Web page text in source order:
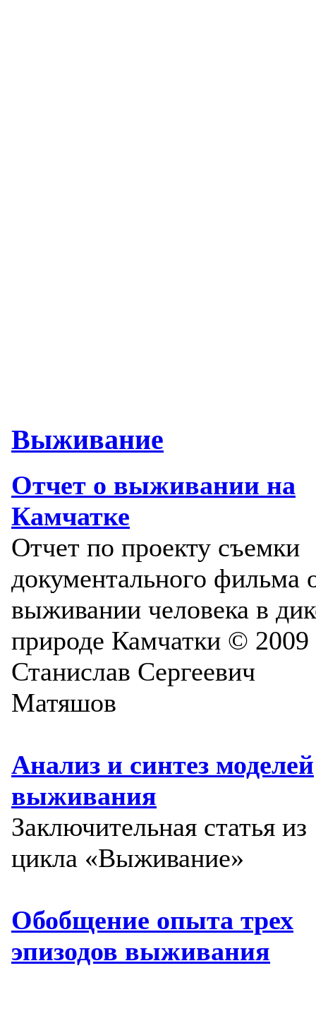
Выживание
Отчет о выживании на
Камчатке
Отчет по проекту съемки
документального фильма
выживании человека в
природе Камчатки © 2009
Станислав Сергеевич
Матяшов
Анализ и синтез моделей
выживания
Заключительная статья из
цикла «Выживание»
Обобщение опыта трех
эпизодов выживания